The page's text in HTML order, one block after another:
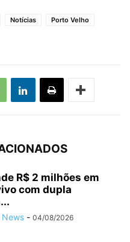
Notícias
Porto Velho
R$ 2 milhões em
com dupla
News - 04/08/2026